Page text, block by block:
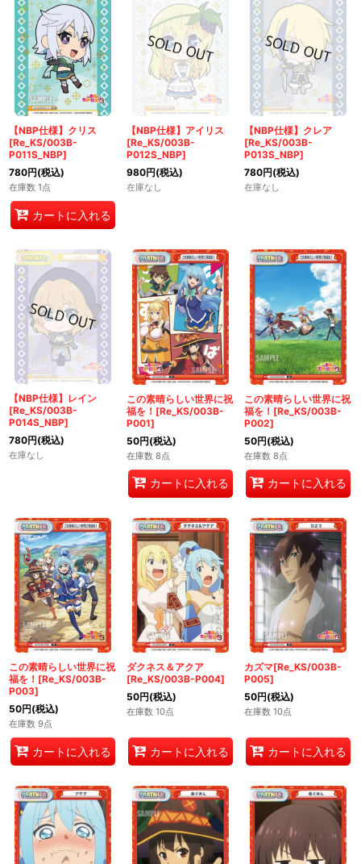
【NBP仕様】クリス
[Re_KS/003B-
P011S_NBP]
780円(税込)
在庫数 1点
カートに入れる
【NBP仕様】アイリス
[Re_KS/003B-
P012S_NBP]
980円(税込)
在庫なし
【NBP仕様】クレア
[Re_KS/003B-
P013S_NBP]
780円(税込)
在庫なし
【NBP仕様】レイン
[Re_KS/003B-
P014S_NBP]
780円(税込)
在庫なし
この素晴らしい世界に祝
福を！[Re_KS/003B-
P001]
50円(税込)
在庫数 8点
カートに入れる
この素晴らしい世界に祝
福を！[Re_KS/003B-
P002]
50円(税込)
在庫数 8点
カートに入れる
この素晴らしい世界に祝
福を！[Re_KS/003B-
P003]
50円(税込)
在庫数 9点
カートに入れる
ダクネス＆アクア
[Re_KS/003B-P004]
50円(税込)
在庫数 10点
カートに入れる
カズマ[Re_KS/003B-
P005]
50円(税込)
在庫数 10点
カートに入れる